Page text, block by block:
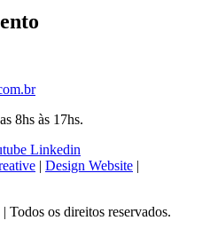
8hs às 17hs.
Linkedin
| Design Website |
Todos os direitos reservados.